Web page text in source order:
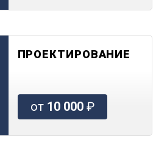
ПРОЕКТИРОВАНИЕ
от 10 000₽